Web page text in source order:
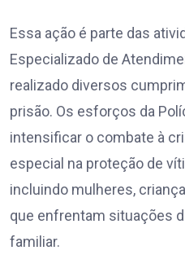
Essa ação é parte das
Especializado de
realizado diversos
prisão. Os esforços da
intensificar o combate à
especial na proteção de
incluindo mulheres,
que enfrentam situações
familiar.